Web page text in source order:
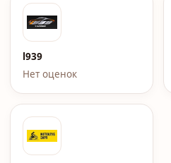
l939
Нет оценок